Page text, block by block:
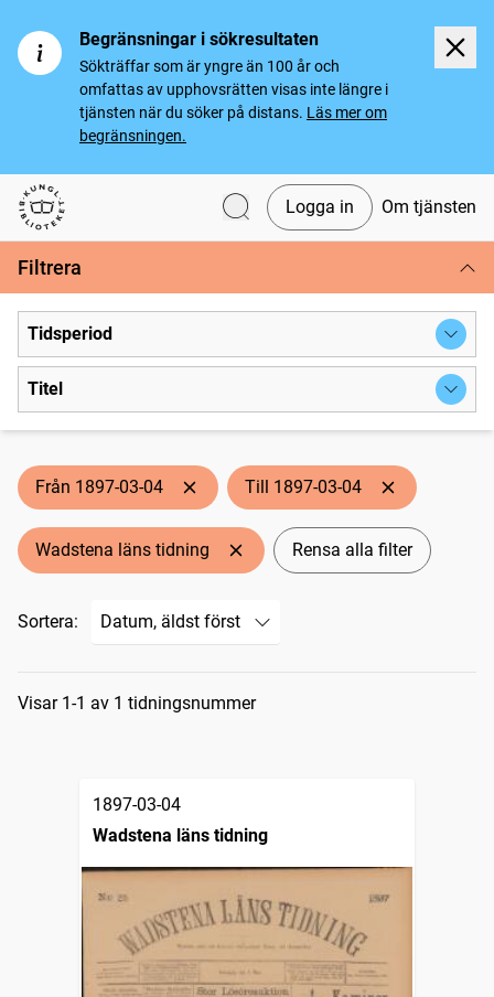
Begränsningar i sökresultaten
Sökträffar som är yngre än 100 år och
omfattas av upphovsrätten visas inte längre i
tjänsten när du söker på distans. Läs mer om
begränsningen.
Svenska tidningar
Logga in Om tjänsten
Filtrera
Tidsperiod
Titel
Från 1897-03-04 Till 1897-03-04
Wadstena läns tidning Rensa alla filter
Sortera:
Sökresultat
Visar 1-1 av 1 tidningsnummer
1897-03-04
Wadstena läns tidning